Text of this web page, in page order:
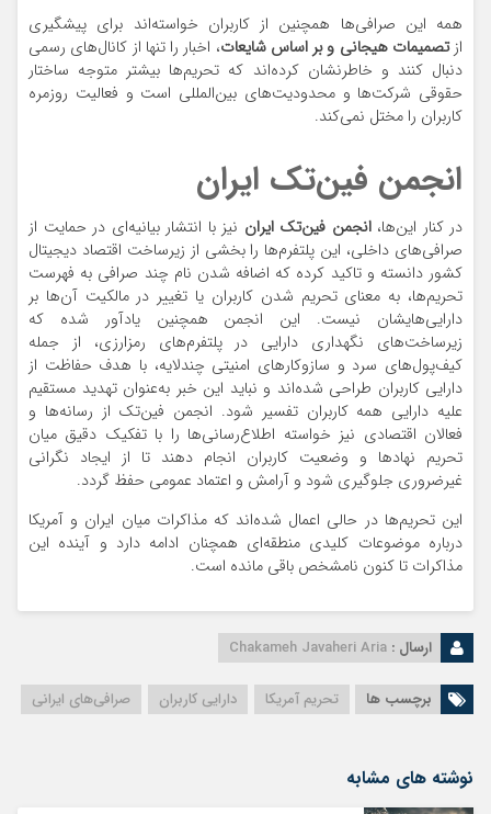
همه این صرافی‌ها همچنین از کاربران خواسته‌اند برای پیشگیری
ازتصمیمات هیجانی و بر اساس شایعات، اخبار را تنها از کانال‌های رسمی
دنبال کنند و خاطرنشان کرده‌اند که تحریم‌ها بیشتر متوجه ساختار
حقوقی شرکت‌ها و محدودیت‌های بین‌المللی است و فعالیت روزمره
کاربران را مختل نمی‌کند.
انجمن فین‌تک ایران
در کنار این‌ها،انجمن فین‌تک ایران نیز با انتشار بیانیه‌ای در حمایت از
صرافی‌های داخلی، این پلتفرم‌ها را بخشی از زیرساخت اقتصاد دیجیتال
کشور دانسته و تاکید کرده که اضافه شدن نام چند صرافی به فهرست
تحریم‌ها، به معنای تحریم شدن کاربران یا تغییر در مالکیت آن‌ها بر
دارایی‌هایشان نیست. این انجمن همچنین یادآور شده که
زیرساخت‌های نگهداری دارایی در پلتفرم‌های رمزارزی، از جمله
کیف‌پول‌های سرد و سازوکارهای امنیتی چندلایه، با هدف حفاظت از
دارایی کاربران طراحی شده‌اند و نباید این خبر به‌عنوان تهدید مستقیم
علیه دارایی همه کاربران تفسیر شود. انجمن فین‌تک از رسانه‌ها و
فعالان اقتصادی نیز خواسته اطلاع‌رسانی‌ها را با تفکیک دقیق میان
تحریم نهادها و وضعیت کاربران انجام دهند تا از ایجاد نگرانی
غیرضروری جلوگیری شود و آرامش و اعتماد عمومی حفظ گردد.
این تحریم‌ها در حالی اعمال شده‌اند که مذاکرات میان ایران و آمریکا
درباره موضوعات کلیدی منطقه‌ای همچنان ادامه دارد و آینده این
مذاکرات تا کنون نامشخص باقی مانده است.
ارسال : Chakameh Javaheri Aria
برچسب ها تحریم آمریکا دارایی کاربران صرافی‌های ایرانی
نوشته های مشابه